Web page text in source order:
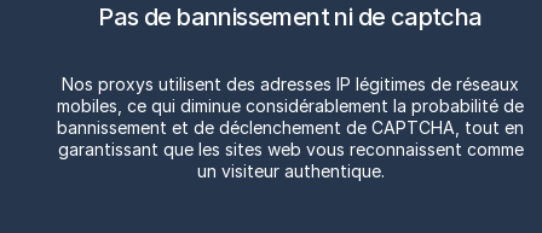
Pas de bannissement ni de captcha
Nos proxys utilisent des adresses IP légitimes de réseaux
mobiles, ce qui diminue considérablement la probabilité de
bannissement et de déclenchement de CAPTCHA, tout en
garantissant que les sites web vous reconnaissent comme
un visiteur authentique.